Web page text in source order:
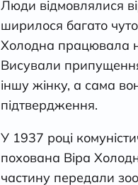
Люди відмовлялися
ширилося багато
Холодна працювала
Висували припущення
іншу жінку, а сама
підтвердження.
У 1937 році
похована Віра
частину передали